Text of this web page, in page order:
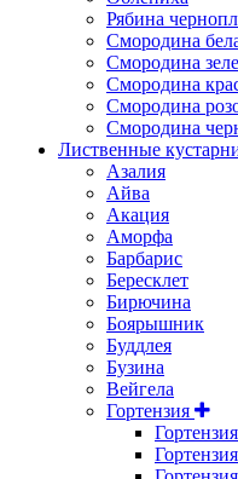
Рябина
Смородина
Смородина
Смородина
Смородина
Смородина
Лиственные
Азалия
Айва
Акация
Аморфа
Барбарис
Бересклет
Бирючина
Боярышник
Буддлея
Бузина
Вейгела
Гортензия